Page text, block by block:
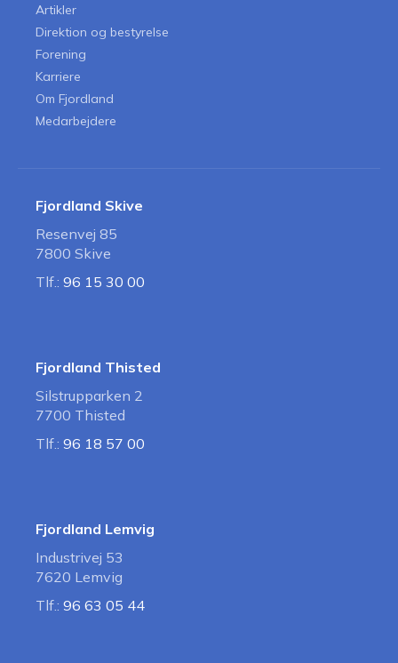
Artikler
Direktion og bestyrelse
Forening
Karriere
Om Fjordland
Medarbejdere
Fjordland Skive
Resenvej 85
7800 Skive
Tlf.: 96 15 30 00
Fjordland Thisted
Silstrupparken 2
7700 Thisted
Tlf.: 96 18 57 00
Fjordland Lemvig
Industrivej 53
7620 Lemvig
Tlf.: 96 63 05 44